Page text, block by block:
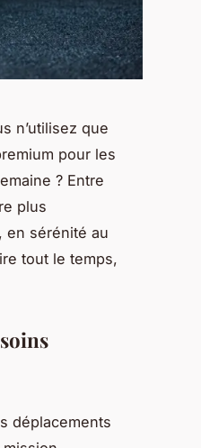
n’utilisez que
pour les
? Entre
plus
en sérénité au
tout le temps,
déplacements